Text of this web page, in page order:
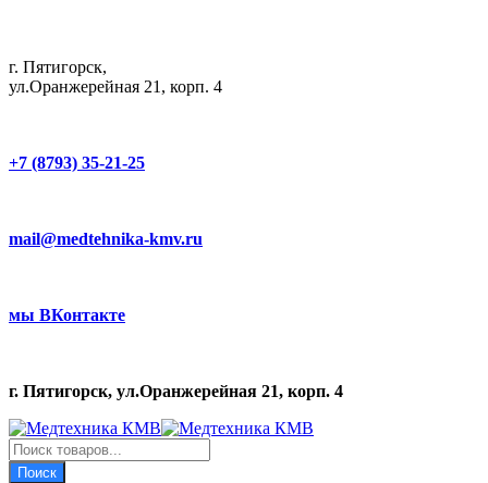
г. Пятигорск,
ул.Оранжерейная 21, корп. 4
+7 (8793) 35-21-25
mail@medtehnika-kmv.ru
мы ВКонтакте
г. Пятигорск, ул.Оранжерейная 21, корп. 4
Поиск
товаров
Поиск